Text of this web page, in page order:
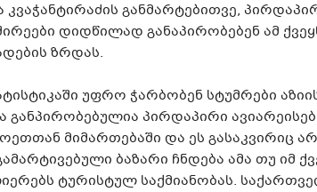
კვაჭანტირაძის განმარტებითვე,
დიდწილად განაპირობებენ ამ
ზრდას.
უფრო ჭარბობენ სტუმრები
განპირობებულია პირდაპირი
მიმართებაში და ეს გასაკვირიც
ბაზარი ჩნდება ამა თუ იმ
ტურისტულ საქმიანობას.